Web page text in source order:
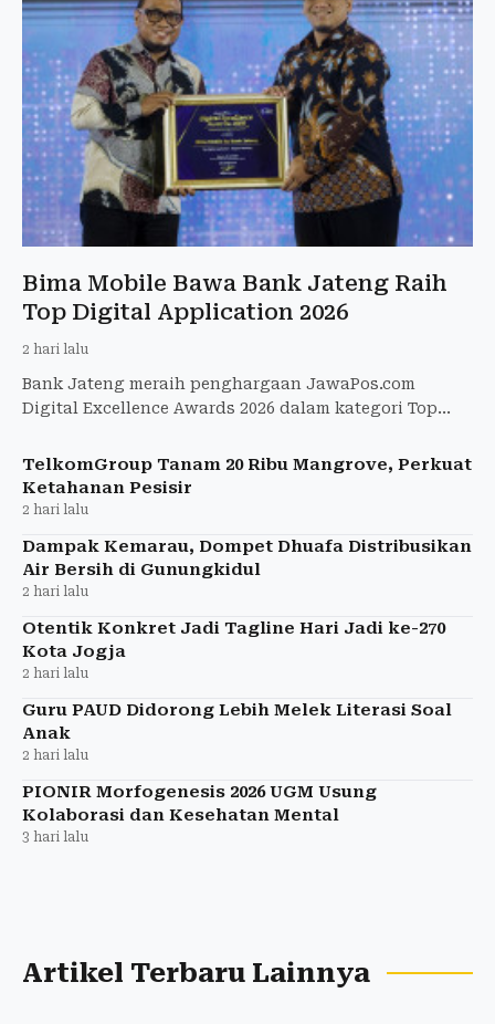
Bima Mobile Bawa Bank Jateng Raih
Top Digital Application 2026
2 hari lalu
Bank Jateng meraih penghargaan JawaPos.com
Digital Excellence Awards 2026 dalam kategori Top
TelkomGroup Tanam 20 Ribu Mangrove, Perkuat
Ketahanan Pesisir
2 hari lalu
Dampak Kemarau, Dompet Dhuafa Distribusikan
Air Bersih di Gunungkidul
2 hari lalu
Otentik Konkret Jadi Tagline Hari Jadi ke-270
Kota Jogja
2 hari lalu
Guru PAUD Didorong Lebih Melek Literasi Soal
Anak
2 hari lalu
PIONIR Morfogenesis 2026 UGM Usung
Kolaborasi dan Kesehatan Mental
3 hari lalu
Artikel Terbaru Lainnya